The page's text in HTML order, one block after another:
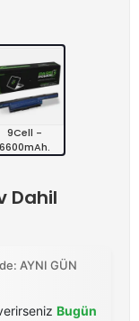
9Cell -
6600mAh.
Dahil
AYNI GÜN
Bugün